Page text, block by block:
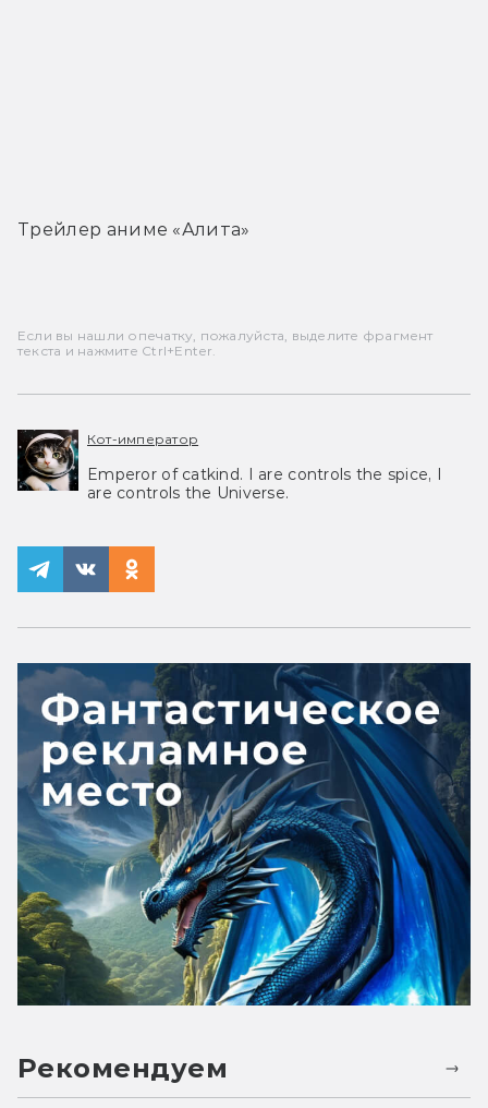
Трейлер аниме «Алита»
Если вы нашли опечатку, пожалуйста, выделите фрагмент
текста и нажмите Ctrl+Enter.
Кот-император
Emperor of catkind. I are controls the spice, I
are controls the Universe.
Рекомендуем